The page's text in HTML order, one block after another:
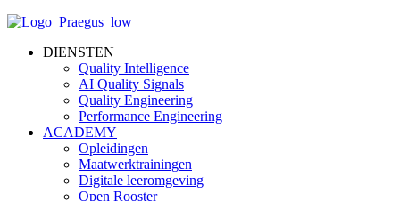
DIENSTEN
Quality Intelligence
AI Quality Signals
Quality Engineering
Performance Engineering
ACADEMY
Opleidingen
Maatwerktrainingen
Digitale leeromgeving
Open Rooster